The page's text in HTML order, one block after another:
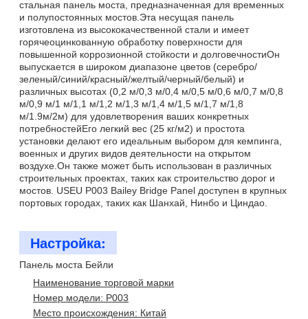
стальная панель моста, предназначенная для временных
и полупостоянных мостов.Эта несущая панель
изготовлена из высококачественной стали и имеет
горячеоцинкованную обработку поверхности для
повышенной коррозионной стойкости и долговечностиОн
выпускается в широком диапазоне цветов (серебро/
зеленый/синий/красный/желтый/черный/белый) и
различных высотах (0,2 м/0,3 м/0,4 м/0,5 м/0,6 м/0,7 м/0,8
м/0,9 м/1 м/1,1 м/1,2 м/1,3 м/1,4 м/1,5 м/1,7 м/1,8
м/1.9м/2м) для удовлетворения ваших конкретных
потребностейЕго легкий вес (25 кг/м2) и простота
установки делают его идеальным выбором для кемпинга,
военных и других видов деятельности на открытом
воздухе.Он также может быть использован в различных
строительных проектах, таких как строительство дорог и
мостов. USEU P003 Bailey Bridge Panel доступен в крупных
портовых городах, таких как Шанхай, Нинбо и Циндао.
Настройка:
Панель моста Бейли
Наименование торговой марки
Номер модели: P003
Место происхождения: Китай